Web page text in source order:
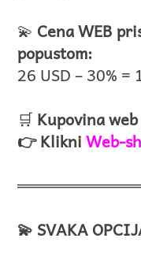
💫 Cena WEB
popustom:
26 USD – 30% =
🛒 Kupovina
👉 KlikniWeb-
💫 SVAKA